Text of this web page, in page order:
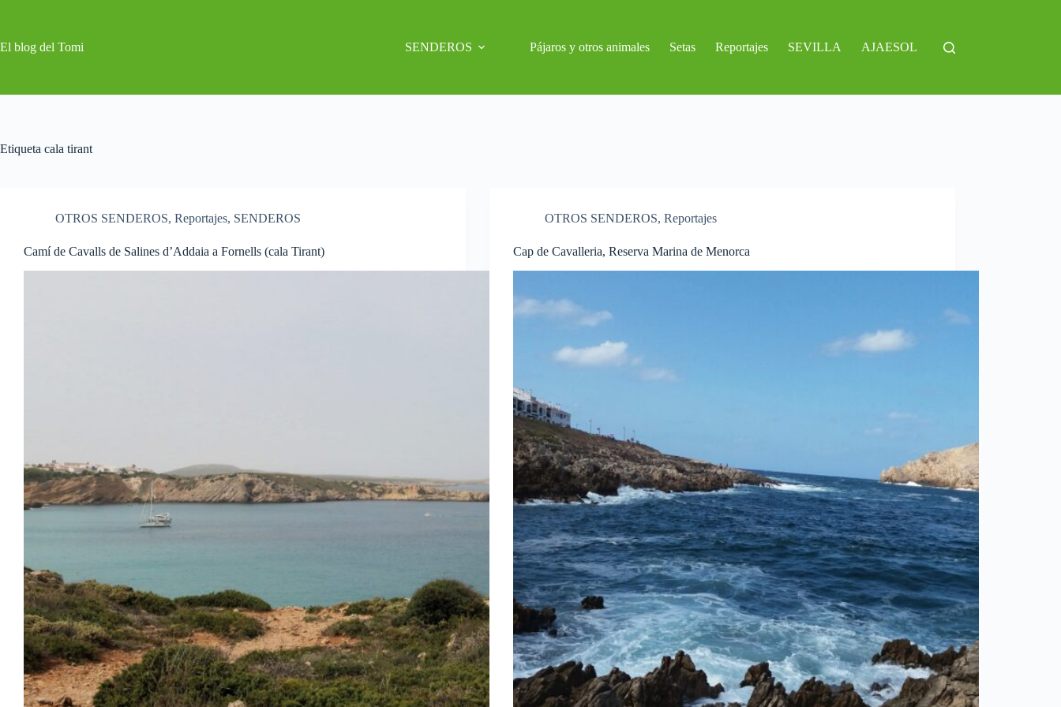
El blog del Tomi
SENDEROS Pájaros y otros animales Setas Reportajes SEVILLA AJAESOL
Etiqueta cala tirant
OTROS SENDEROS, Reportajes, SENDEROS
Camí de Cavalls de Salines d’Addaia a Fornells (cala Tirant)
OTROS SENDEROS, Reportajes
Cap de Cavalleria, Reserva Marina de Menorca